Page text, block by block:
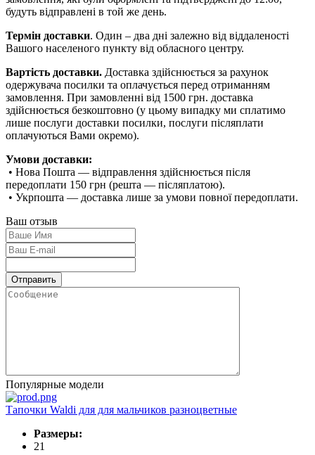
будуть відправлені в той же день.
Термін доставки. Один – два дні залежно від віддаленості
Вашого населеного пункту від обласного центру.
Вартість доставки. Доставка здійснюється за рахунок
одержувача посилки та оплачується перед отриманням
замовлення. При замовленні від 1500 грн. доставка
здійснюється безкоштовно (у цьому випадку ми сплатимо
лише послуги доставки посилки, послуги післяплати
оплачуються Вами окремо).
Умови доставки:
• Нова Пошта — відправлення здійснюється після
передоплати 150 грн (решта — післяплатою).
• Укрпошта — доставка лише за умови повної передоплати.
Ваш отзыв
Популярные модели
Тапочки Waldi для для мальчиков разноцветные
Размеры:
21